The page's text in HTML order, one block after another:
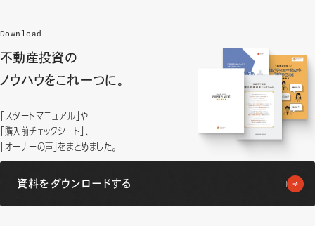
Download
不動産投資の
ノウハウをこれ一つに。
「スタートマニュアル」や
「購入前チェックシート」、
「オーナーの声」をまとめました。
資料をダウンロードする